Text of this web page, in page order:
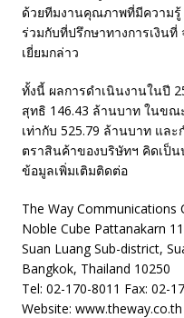
ด้วยทีมงานคุณภาพที่มีความรู้
ร่วมกับที่ปรึกษาทางการเงินที่
เยี่ยมกล่าว
ทั้งนี้ ผลการดำเนินงานในปี
สุทธิ 146.43 ล้านบาท ในขณ
เท่ากับ 525.79 ล้านบาท แล
ตราสินค้าของบริษัทฯ คิดเป็
ข้อมูลเพิ่มเติมติดต่อ
The Way Communications
Noble Cube Pattanakarn
Suan Luang Sub-district,
Bangkok, Thailand 10250
Tel: 02-170-8011 Fax: 02-
Website: www.theway.co.th